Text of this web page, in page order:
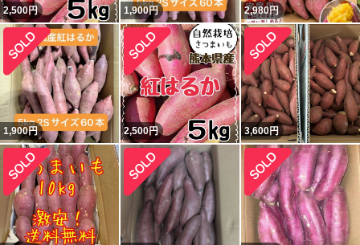
2,500円 1,900円 2,980円
1,900円 2,500円 3,600円